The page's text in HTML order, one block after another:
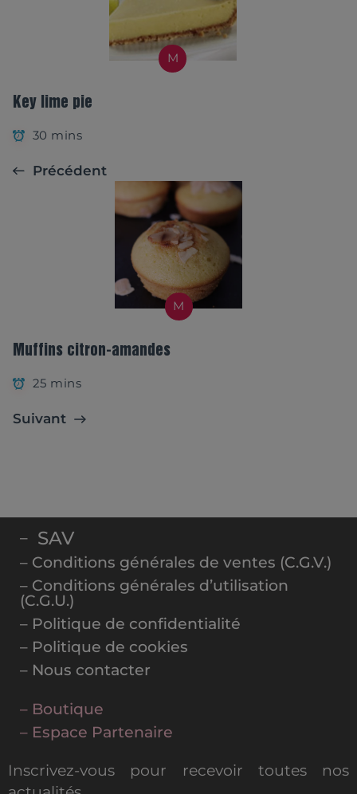
M
Key lime pie
30 mins
Précédent
M
Muffins citron-amandes
25 mins
Suivant
– SAV
– Conditions générales de ventes (C.G.V.)
– Conditions générales d’utilisation
(C.G.U.)
– Politique de confidentialité
– Politique de cookies
– Nous contacter
– Boutique
– Espace Partenaire
Inscrivez-vous pour recevoir toutes nos